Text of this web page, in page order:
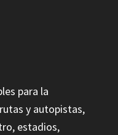
para la
y autopistas,
estadios,